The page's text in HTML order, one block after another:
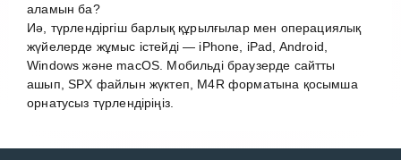
аламын ба?
Иә, түрлендіргіш барлық құрылғылар мен операциялық
жүйелерде жұмыс істейді — iPhone, iPad, Android,
Windows және macOS. Мобильді браузерде сайтты
ашып, SPX файлын жүктеп, M4R форматына қосымша
орнатусыз түрлендіріңіз.